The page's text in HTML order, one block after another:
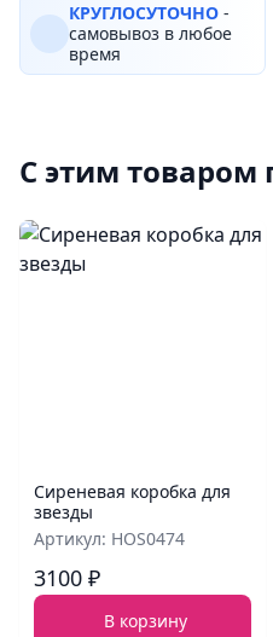
КРУГЛОСУТОЧНО -
самовывоз в любое
время
С этим товаром
Сиреневая коробка для
звезды
Артикул: HOS0474
3100 ₽
В корзину